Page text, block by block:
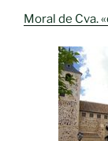
Moral de Cva.